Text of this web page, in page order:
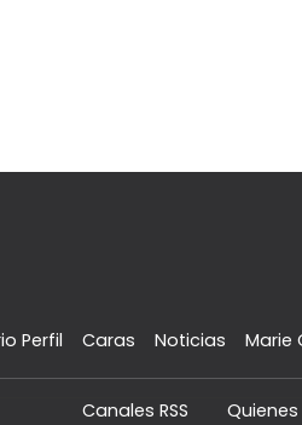
Perfil Caras Noticias Marie
Canales RSS